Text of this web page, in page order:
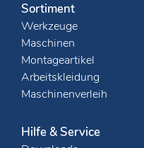
Sortiment
Werkzeuge
Maschinen
Montageartikel
Arbeitskleidung
Maschinenverleih
Hilfe & Service